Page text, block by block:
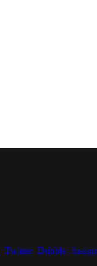
Twitter Dribble